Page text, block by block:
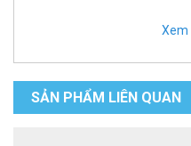
Xem
SẢN PHẨM LIÊN QUAN